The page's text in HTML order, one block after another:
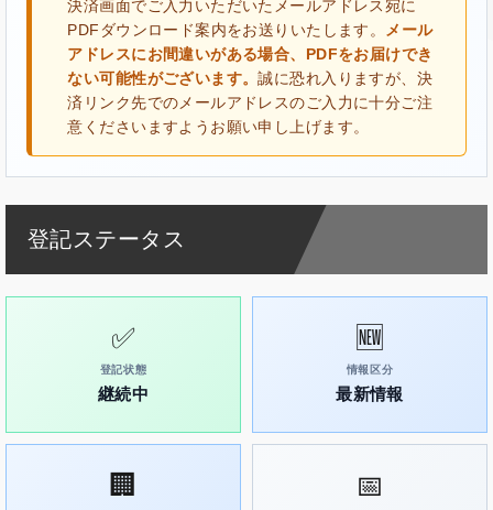
決済画面でご入力いただいたメールアドレス宛に
PDFダウンロード案内をお送りいたします。
メール
アドレスにお間違いがある場合、PDFをお届けでき
ない可能性がございます。誠に恐れ入りますが、決
済リンク先でのメールアドレスのご入力に十分ご注
意くださいますようお願い申し上げます。
登記ステータス
✅
登記状態
継続中
🆕
情報区分
最新情報
🏢 📅